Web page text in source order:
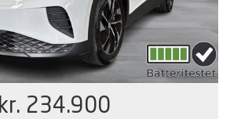
kr. 234.900